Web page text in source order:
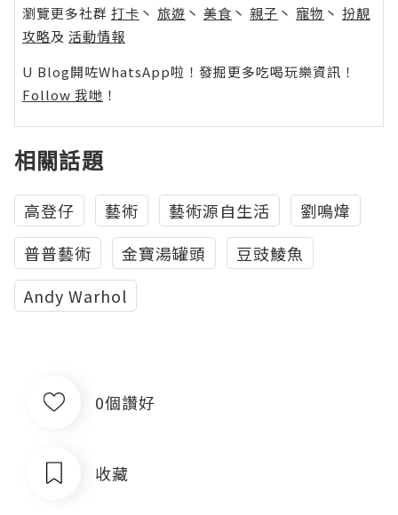
瀏覽更多社群 打卡 丶 旅遊 丶 美食 丶 親子 丶 寵物 丶 扮靚
攻略及 活動情報
U Blog開咗WhatsApp啦！發掘更多吃喝玩樂資訊！
Follow 我哋 ！
相關話題
高登仔 藝術 藝術源自生活
劉鳴煒
普普藝術
金寶湯罐頭
豆豉鯪魚
Andy Warhol
0個讚好
收藏